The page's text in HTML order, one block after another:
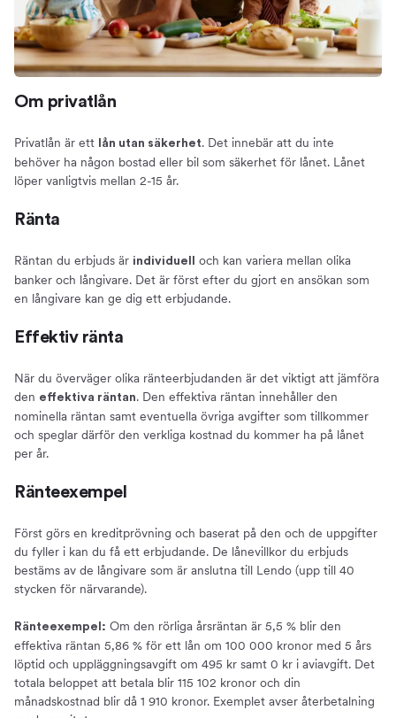
Om privatlån
Privatlån är ett lån utan säkerhet. Det innebär att du inte
behöver ha någon bostad eller bil som säkerhet för lånet. Lånet
löper vanligtvis mellan 2-15 år.
Ränta
Räntan du erbjuds är individuell
och kan variera mellan olika
banker och långivare. Det är först efter du gjort en ansökan som
en långivare kan ge dig ett erbjudande.
Effektiv ränta
När du överväger olika ränteerbjudanden är det viktigt att jämföra
den effektiva räntan. Den effektiva räntan innehåller den
nominella räntan samt eventuella övriga avgifter som tillkommer
och speglar därför den verkliga kostnad du kommer ha på lånet
per år.
Ränteexempel
Först görs en kreditprövning och baserat på den och de uppgifter
du fyller i kan du få ett erbjudande. De lånevillkor du erbjuds
bestäms av de långivare som är anslutna till Lendo (upp till 40
stycken för närvarande).
Ränteexempel: Om den rörliga årsräntan är 5,5 % blir den
effektiva räntan 5,86 % för ett lån om 100 000 kronor med 5 års
löptid och uppläggningsavgift om 495 kr samt 0 kr i aviavgift. Det
totala beloppet att betala blir 115 102 kronor och din
månadskostnad blir då 1 910 kronor. Exemplet avser återbetalning